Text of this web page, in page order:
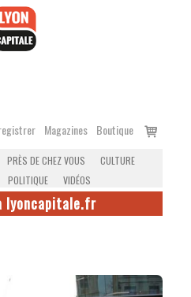
Magazines Boutique
Voir
PRÈS DE CHEZ VOUS
CULTURE
POLITIQUE VIDÉOS
lyoncapitale.fr